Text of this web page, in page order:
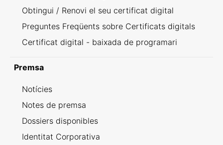
Obtingui / Renovi el seu certificat digital
Preguntes Freqüents sobre Certificats digitals
Certificat digital - baixada de programari
Premsa
Notícies
Notes de premsa
Dossiers disponibles
Identitat Corporativa